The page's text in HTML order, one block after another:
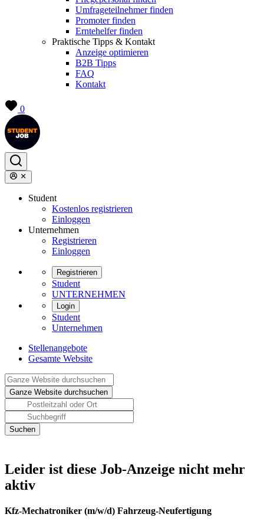
Umfrageteilnehmer finden
Promoter finden
Erntehelfer finden
Praktische Tipps & Kontakt
Anzeige optimieren
B2B Tipps
FAQ
Kontakt
0
Student
Kostenlos registrieren
Einloggen
Unternehmen
Registrieren
Einloggen
Registrieren
Student
UNTERNEHMEN
Login
Student
Unternehmen
Stellenangebote
Gesamte Website
Leider ist diese Job-Anzeige nicht mehr
aktiv
Kfz-Mechatroniker (m/w/d) Fahrzeug-Neufertigung